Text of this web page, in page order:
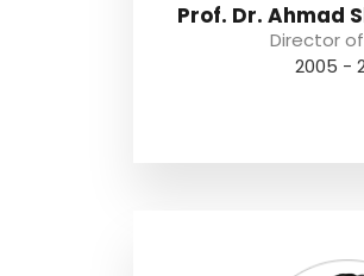
Prof. Dr. Ahmad
Director of